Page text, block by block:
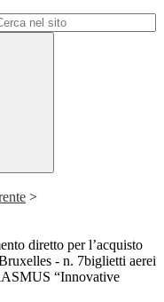
>
diretto per l’acquisto
- n. 7biglietti aerei
“Innovative